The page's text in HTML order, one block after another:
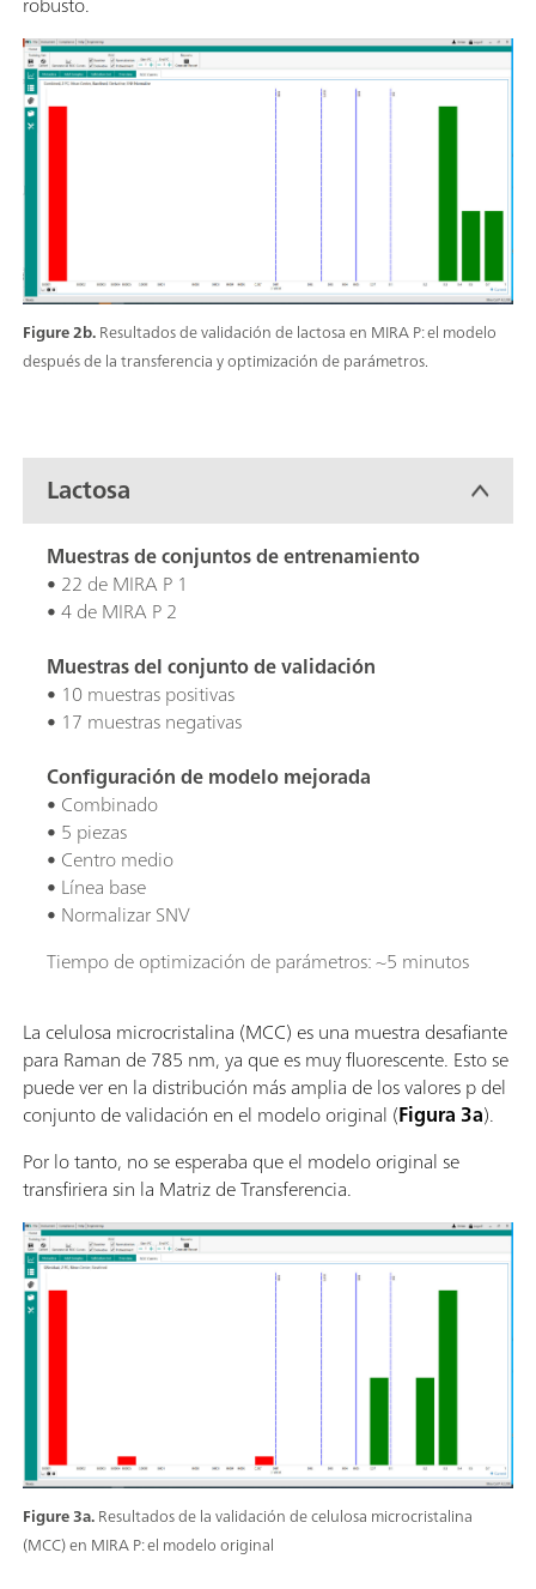
Figure 2b.Resultados de validación de lactosa en MIRA P: el modelo
después de la transferencia y optimización de parámetros.
Lactosa
Muestras de conjuntos de entrenamiento
• 22 de MIRA P 1
• 4 de MIRA P 2
Muestras del conjunto de validación
• 10 muestras positivas
• 17 muestras negativas
Configuración de modelo mejorada
• Combinado
• 5 piezas
• Centro medio
• Línea base
• Normalizar SNV
Tiempo de optimización de parámetros: ~5 minutos
Figure 3a.Resultados de la validación de celulosa microcristalina
(MCC) en MIRA P: el modelo original
La celulosa microcristalina (MCC) es una muestra desafiante
para Raman de 785 nm, ya que es muy fluorescente. Esto se
puede ver en la distribución más amplia de los valores p del
conjunto de validación en el modelo original (Figura 3a).
Por lo tanto, no se esperaba que el modelo original se
transfiriera sin la Matriz de Transferencia.